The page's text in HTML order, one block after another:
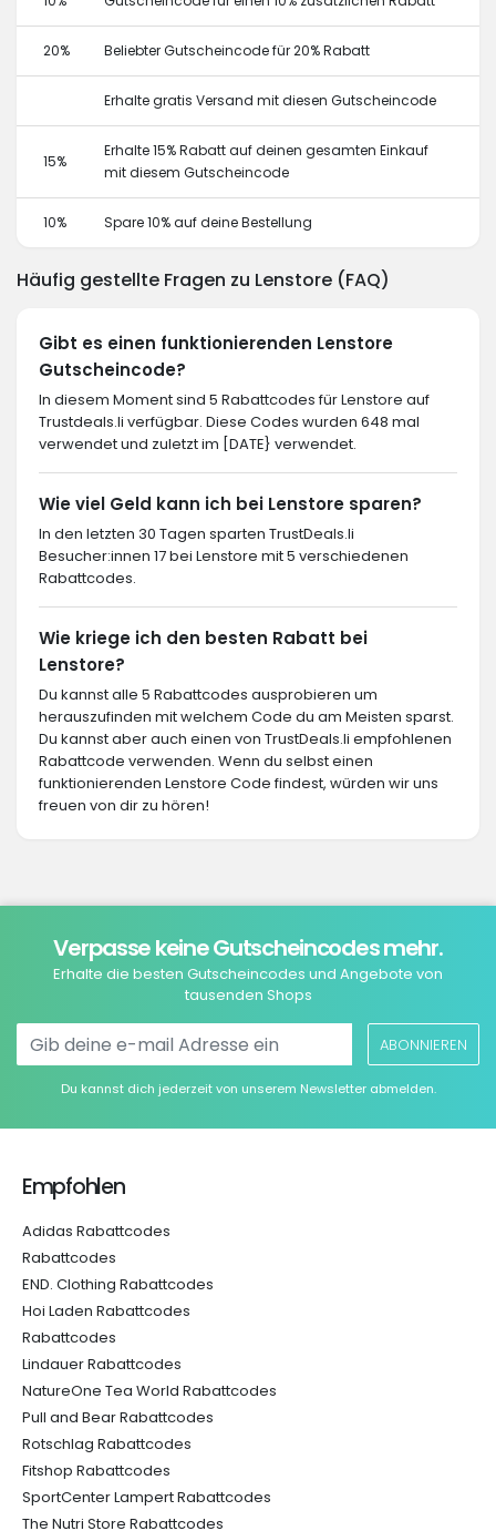
20% Beliebter Gutscheincode für 20% Rabatt
Erhalte gratis Versand mit diesen Gutscheincode
15%
Erhalte 15% Rabatt auf deinen gesamten Einkauf
mit diesem Gutscheincode
10% Spare 10% auf deine Bestellung
Häufig gestellte Fragen zu Lenstore (FAQ)
Gibt es einen funktionierenden Lenstore
Gutscheincode?
In diesem Moment sind 5 Rabattcodes für Lenstore auf
Trustdeals.li verfügbar. Diese Codes wurden 648 mal
verwendet und zuletzt im [DATE} verwendet.
Wie viel Geld kann ich bei Lenstore sparen?
In den letzten 30 Tagen sparten TrustDeals.li
Besucher:innen 17 bei Lenstore mit 5 verschiedenen
Rabattcodes.
Wie kriege ich den besten Rabatt bei
Lenstore?
Du kannst alle 5 Rabattcodes ausprobieren um
herauszufinden mit welchem Code du am Meisten sparst.
Du kannst aber auch einen von TrustDeals.li empfohlenen
Rabattcode verwenden. Wenn du selbst einen
funktionierenden Lenstore Code findest, würden wir uns
freuen von dir zu hören!
Verpasse keine Gutscheincodes mehr.
Erhalte die besten Gutscheincodes und Angebote von
tausenden Shops
ABONNIEREN
Du kannst dich jederzeit von unserem Newsletter abmelden.
Empfohlen
Adidas Rabattcodes
Rabattcodes
END. Clothing Rabattcodes
Hoi Laden Rabattcodes
Rabattcodes
Lindauer Rabattcodes
NatureOne Tea World Rabattcodes
Pull and Bear Rabattcodes
Rotschlag Rabattcodes
Fitshop Rabattcodes
SportCenter Lampert Rabattcodes
The Nutri Store Rabattcodes